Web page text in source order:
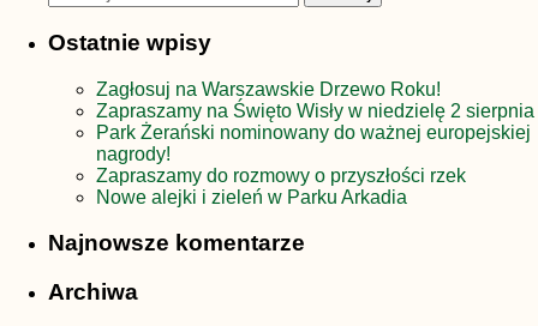
Ostatnie wpisy
Zagłosuj na Warszawskie Drzewo Roku!
Zapraszamy na Święto Wisły w niedzielę 2 sierpnia
Park Żerański nominowany do ważnej europejskiej
nagrody!
Zapraszamy do rozmowy o przyszłości rzek
Nowe alejki i zieleń w Parku Arkadia
Najnowsze komentarze
Archiwa